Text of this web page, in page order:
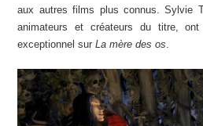
aux autres films plus connus. Sylvie
animateurs et créateurs du titre,
exceptionnel surLa mère des os.